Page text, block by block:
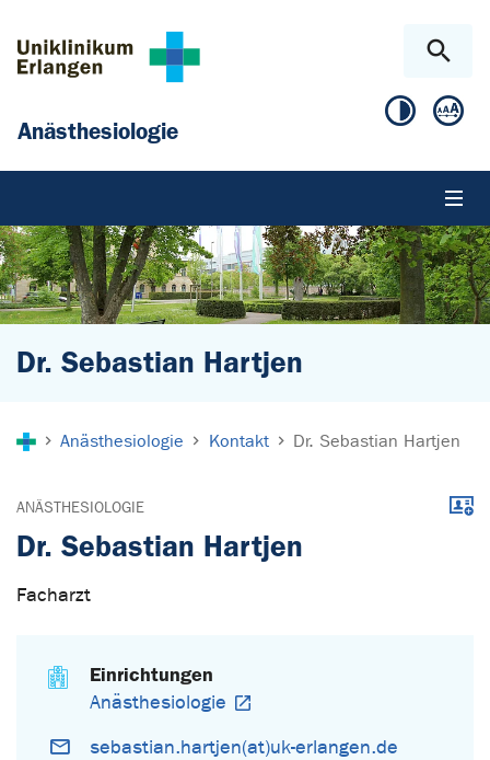
Anästhesiologie
Dr. Sebastian Hartjen
Anästhesiologie Kontakt Dr. Sebastian Hartjen
ANÄSTHESIOLOGIE
Dr. Sebastian Hartjen
Facharzt
Einrichtungen
Anästhesiologie
sebastian.hartjen(at)uk-erlangen.de